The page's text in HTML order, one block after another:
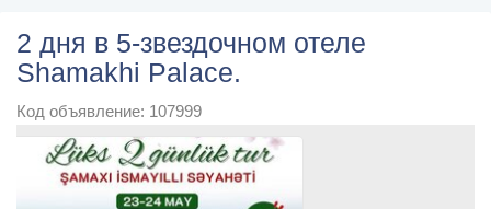
2 дня в 5-звездочном отеле
Shamakhi Palace.
Код объявление: 107999